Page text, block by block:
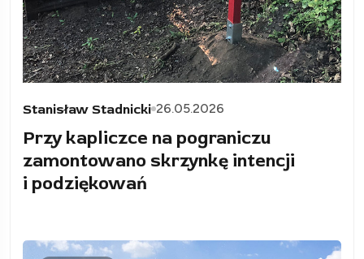
Stanisław Stadnicki 26.05.2026
Przy kapliczce na pograniczu
zamontowano skrzynkę intencji
i podziękowań